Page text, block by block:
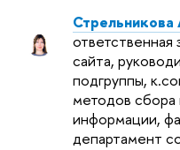
Стрельникова
ответственная
сайта,
подгруппы,
методов сбора
информации,
департамент